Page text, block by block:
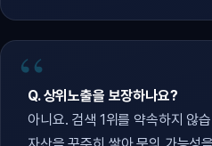
Q. 상위노출을 보장하나요?
아니요. 검색 1위를 약속하지 않